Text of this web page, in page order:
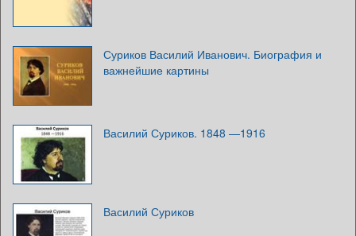
Суриков Василий Иванович. Биография и
важнейшие картины
Василий Суриков. 1848 —1916
Василий Суриков